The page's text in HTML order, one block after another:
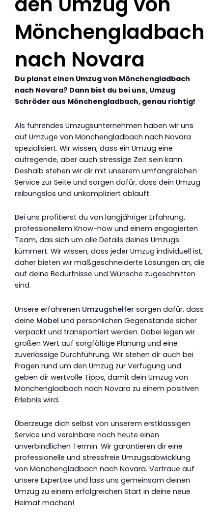
Mönchengladbach
nach Novara
Du planst einen Umzug von Mönchengladbach
nach Novara? Dann bist du bei uns, Umzug
Schröder aus Mönchengladbach, genau richtig!
Als führendes Umzugsunternehmen haben wir uns
auf Umzüge von Mönchengladbach nach Novara
spezialisiert. Wir wissen, dass ein Umzug eine
aufregende, aber auch stressige Zeit sein kann.
Deshalb stehen wir dir mit unserem umfangreichen
Service zur Seite und sorgen dafür, dass dein Umzug
reibungslos und unkompliziert abläuft.
Bei uns profitierst du von langjähriger Erfahrung,
professionellem Know-how und einem engagierten
Team, das sich um alle Details deines Umzugs
kümmert. Wir wissen, dass jeder Umzug individuell ist,
daher bieten wir maßgeschneiderte Lösungen an, die
auf deine Bedürfnisse und Wünsche zugeschnitten
sind.
Unsere erfahrenen Umzugshelfer sorgen dafür, dass
deine Möbel und persönlichen Gegenstände sicher
verpackt und transportiert werden. Dabei legen wir
großen Wert auf sorgfältige Planung und eine
zuverlässige Durchführung. Wir stehen dir auch bei
Fragen rund um den Umzug zur Verfügung und
geben dir wertvolle Tipps, damit dein Umzug von
Mönchengladbach nach Novara zu einem positiven
Erlebnis wird.
Überzeuge dich selbst von unserem erstklassigen
Service und vereinbare noch heute einen
unverbindlichen Termin. Wir garantieren dir eine
professionelle und stressfreie Umzugsabwicklung
von Mönchengladbach nach Novara. Vertraue auf
unsere Expertise und lass uns gemeinsam deinen
Umzug zu einem erfolgreichen Start in deine neue
Heimat machen!